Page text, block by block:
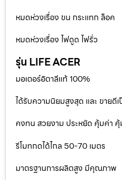
หมดห่วงเรื่อง ขน กระแทก ล็อค
หมดห่วงเรื่อง ไฟดูด ไฟรั่ว
รุ่น LIFE ACER
มอเตอร์อิตาลีแท้ 100%
ได้รับความนิยมสูงสุด และ ขายดี
คงทน สวยงาม ประหยัด คุ้มค่า คุ้
รีโมทกดได้ไกล 50-70 เมตร
มาตรฐานการผลิตสูง มีคุณภาพ